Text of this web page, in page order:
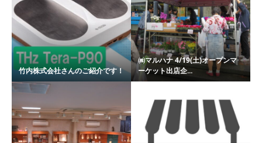
竹内株式会社さんのご紹介です！
㈱マルハナ 4/19(土)オープンマ
ーケット出店企...